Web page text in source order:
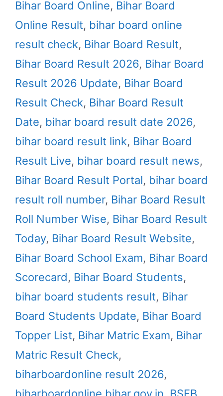
Bihar Board Online, Bihar Board
Online Result, bihar board online
result check, Bihar Board Result,
Bihar Board Result 2026, Bihar Board
Result 2026 Update, Bihar Board
Result Check, Bihar Board Result
Date, bihar board result date 2026,
bihar board result link, Bihar Board
Result Live, bihar board result news,
Bihar Board Result Portal, bihar board
result roll number, Bihar Board Result
Roll Number Wise, Bihar Board Result
Today, Bihar Board Result Website,
Bihar Board School Exam, Bihar Board
Scorecard, Bihar Board Students,
bihar board students result, Bihar
Board Students Update, Bihar Board
Topper List, Bihar Matric Exam, Bihar
Matric Result Check,
biharboardonline result 2026,